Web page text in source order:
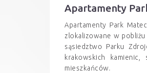
Apartamenty
Apartamenty Park
zlokalizowane w
sąsiedztwo Parku
krakowskich
mieszkańców.